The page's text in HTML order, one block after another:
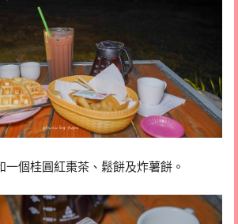
個桂圓紅棗茶、鬆餅及炸薯餅。